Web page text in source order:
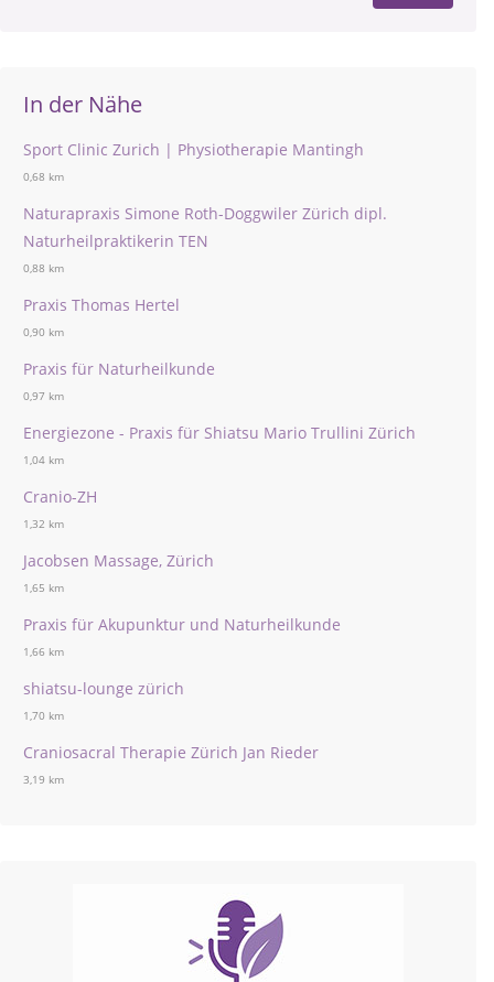
In der Nähe
Sport Clinic Zurich | Physiotherapie Mantingh
0,68 km
Naturapraxis Simone Roth-Doggwiler Zürich dipl.
Naturheilpraktikerin TEN
0,88 km
Praxis Thomas Hertel
0,90 km
Praxis für Naturheilkunde
0,97 km
Energiezone - Praxis für Shiatsu Mario Trullini Zürich
1,04 km
Cranio-ZH
1,32 km
Jacobsen Massage, Zürich
1,65 km
Praxis für Akupunktur und Naturheilkunde
1,66 km
shiatsu-lounge zürich
1,70 km
Craniosacral Therapie Zürich Jan Rieder
3,19 km